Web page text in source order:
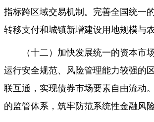
指标跨区域交易机制。完善全国统一
转移支付和城镇新增建设用地规模与
（十二）加快发展统一的资本
运行安全规范、风险管理能力较强的
联互通，实现债券市场要素自由流动
的监管体系，筑牢防范系统性金融风